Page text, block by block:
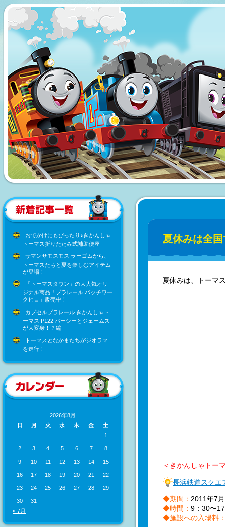
おでかけにもぴったり♪きかんしゃ
トーマス折りたたみ式補助便座
サマンサモスモス ラーゴムから、
トーマスたちと夏を楽しむアイテム
が登場！
「トーマスタウン」の大人気オリ
ジナル商品「プラレール パッチワー
クヒロ」販売中！
カプセルプラレール きかんしゃト
ーマス P122 パーシーとジェームス
が大変身！？編
トーマスとなかまたちがジオラマ
を走行！
2026年8月
日
月 火 水 木 金
土
1
2 3 4 5 6 7 8
9 10 11 12 13 14 15
16 17 18 19 20 21 22
23 24 25 26 27 28 29
30
31
« 7月
夏休みは全
夏休みは、トーマ
＜きかんしゃトー
長浜鉄道スクエ
◆期間： 2011年7
◆時間： 9：30〜
◆施設への入場料